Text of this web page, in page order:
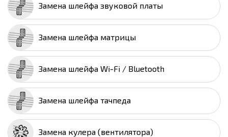
Замена шлейфа звуковой платы
Замена шлейфа матрицы
Замена шлейфа Wi-Fi / Bluetooth
Замена шлейфа тачпеда
Замена кулера (вентилятора)